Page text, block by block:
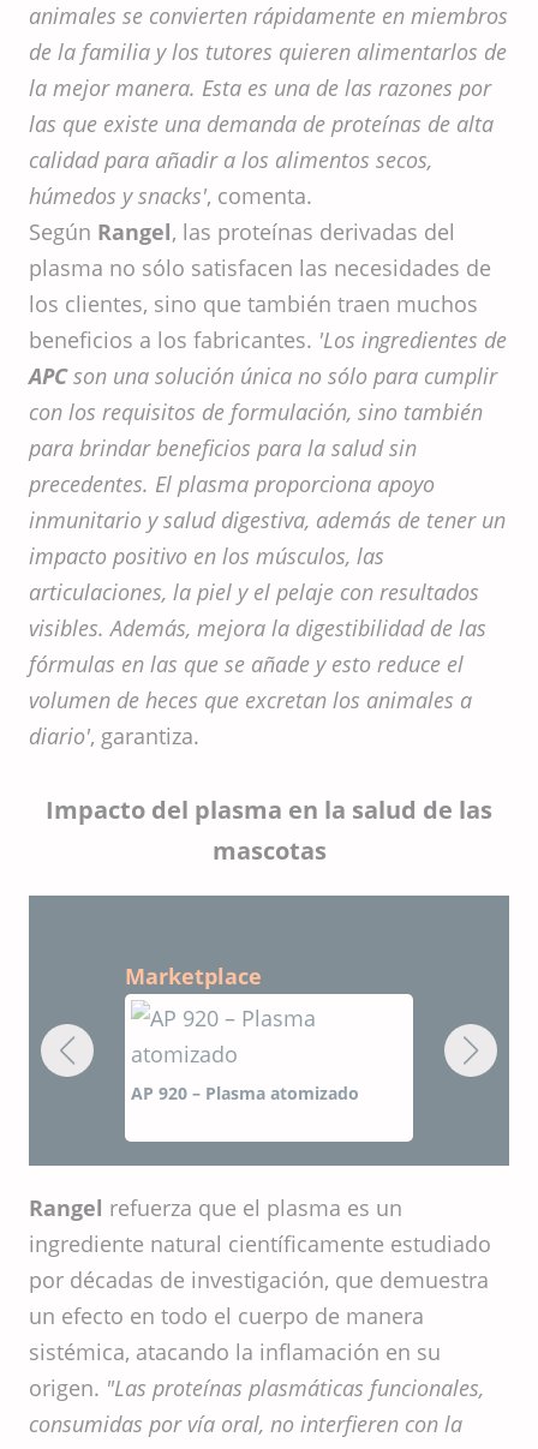
animales se convierten rápidamente en miembros
de la familia y los tutores quieren alimentarlos de
la mejor manera. Esta es una de las razones por
las que existe una demanda de proteínas de alta
calidad para añadir a los alimentos secos,
húmedos y snacks', comenta.
Según Rangel, las proteínas derivadas del
plasma no sólo satisfacen las necesidades de
los clientes, sino que también traen muchos
beneficios a los fabricantes. 'Los ingredientes de
APCson una solución única no sólo para cumplir
con los requisitos de formulación, sino también
para brindar beneficios para la salud sin
precedentes. El plasma proporciona apoyo
inmunitario y salud digestiva, además de tener un
impacto positivo en los músculos, las
articulaciones, la piel y el pelaje con resultados
visibles. Además, mejora la digestibilidad de las
fórmulas en las que se añade y esto reduce el
volumen de heces que excretan los animales a
diario', garantiza.
Impacto del plasma en la salud de las
mascotas
Marketplace
AP 920 – Plasma atomizado
Rangel refuerza que el plasma es un
ingrediente natural científicamente estudiado
por décadas de investigación, que demuestra
un efecto en todo el cuerpo de manera
sistémica, atacando la inflamación en su
origen. "Las proteínas plasmáticas funcionales,
consumidas por vía oral, no interfieren con la